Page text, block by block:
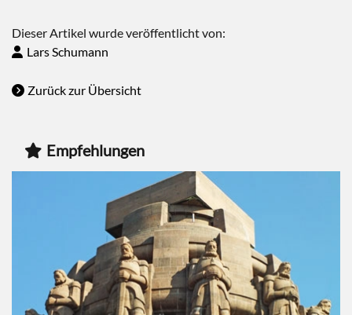
Dieser Artikel wurde veröffentlicht von:
Lars Schumann
Zurück zur Übersicht
Empfehlungen